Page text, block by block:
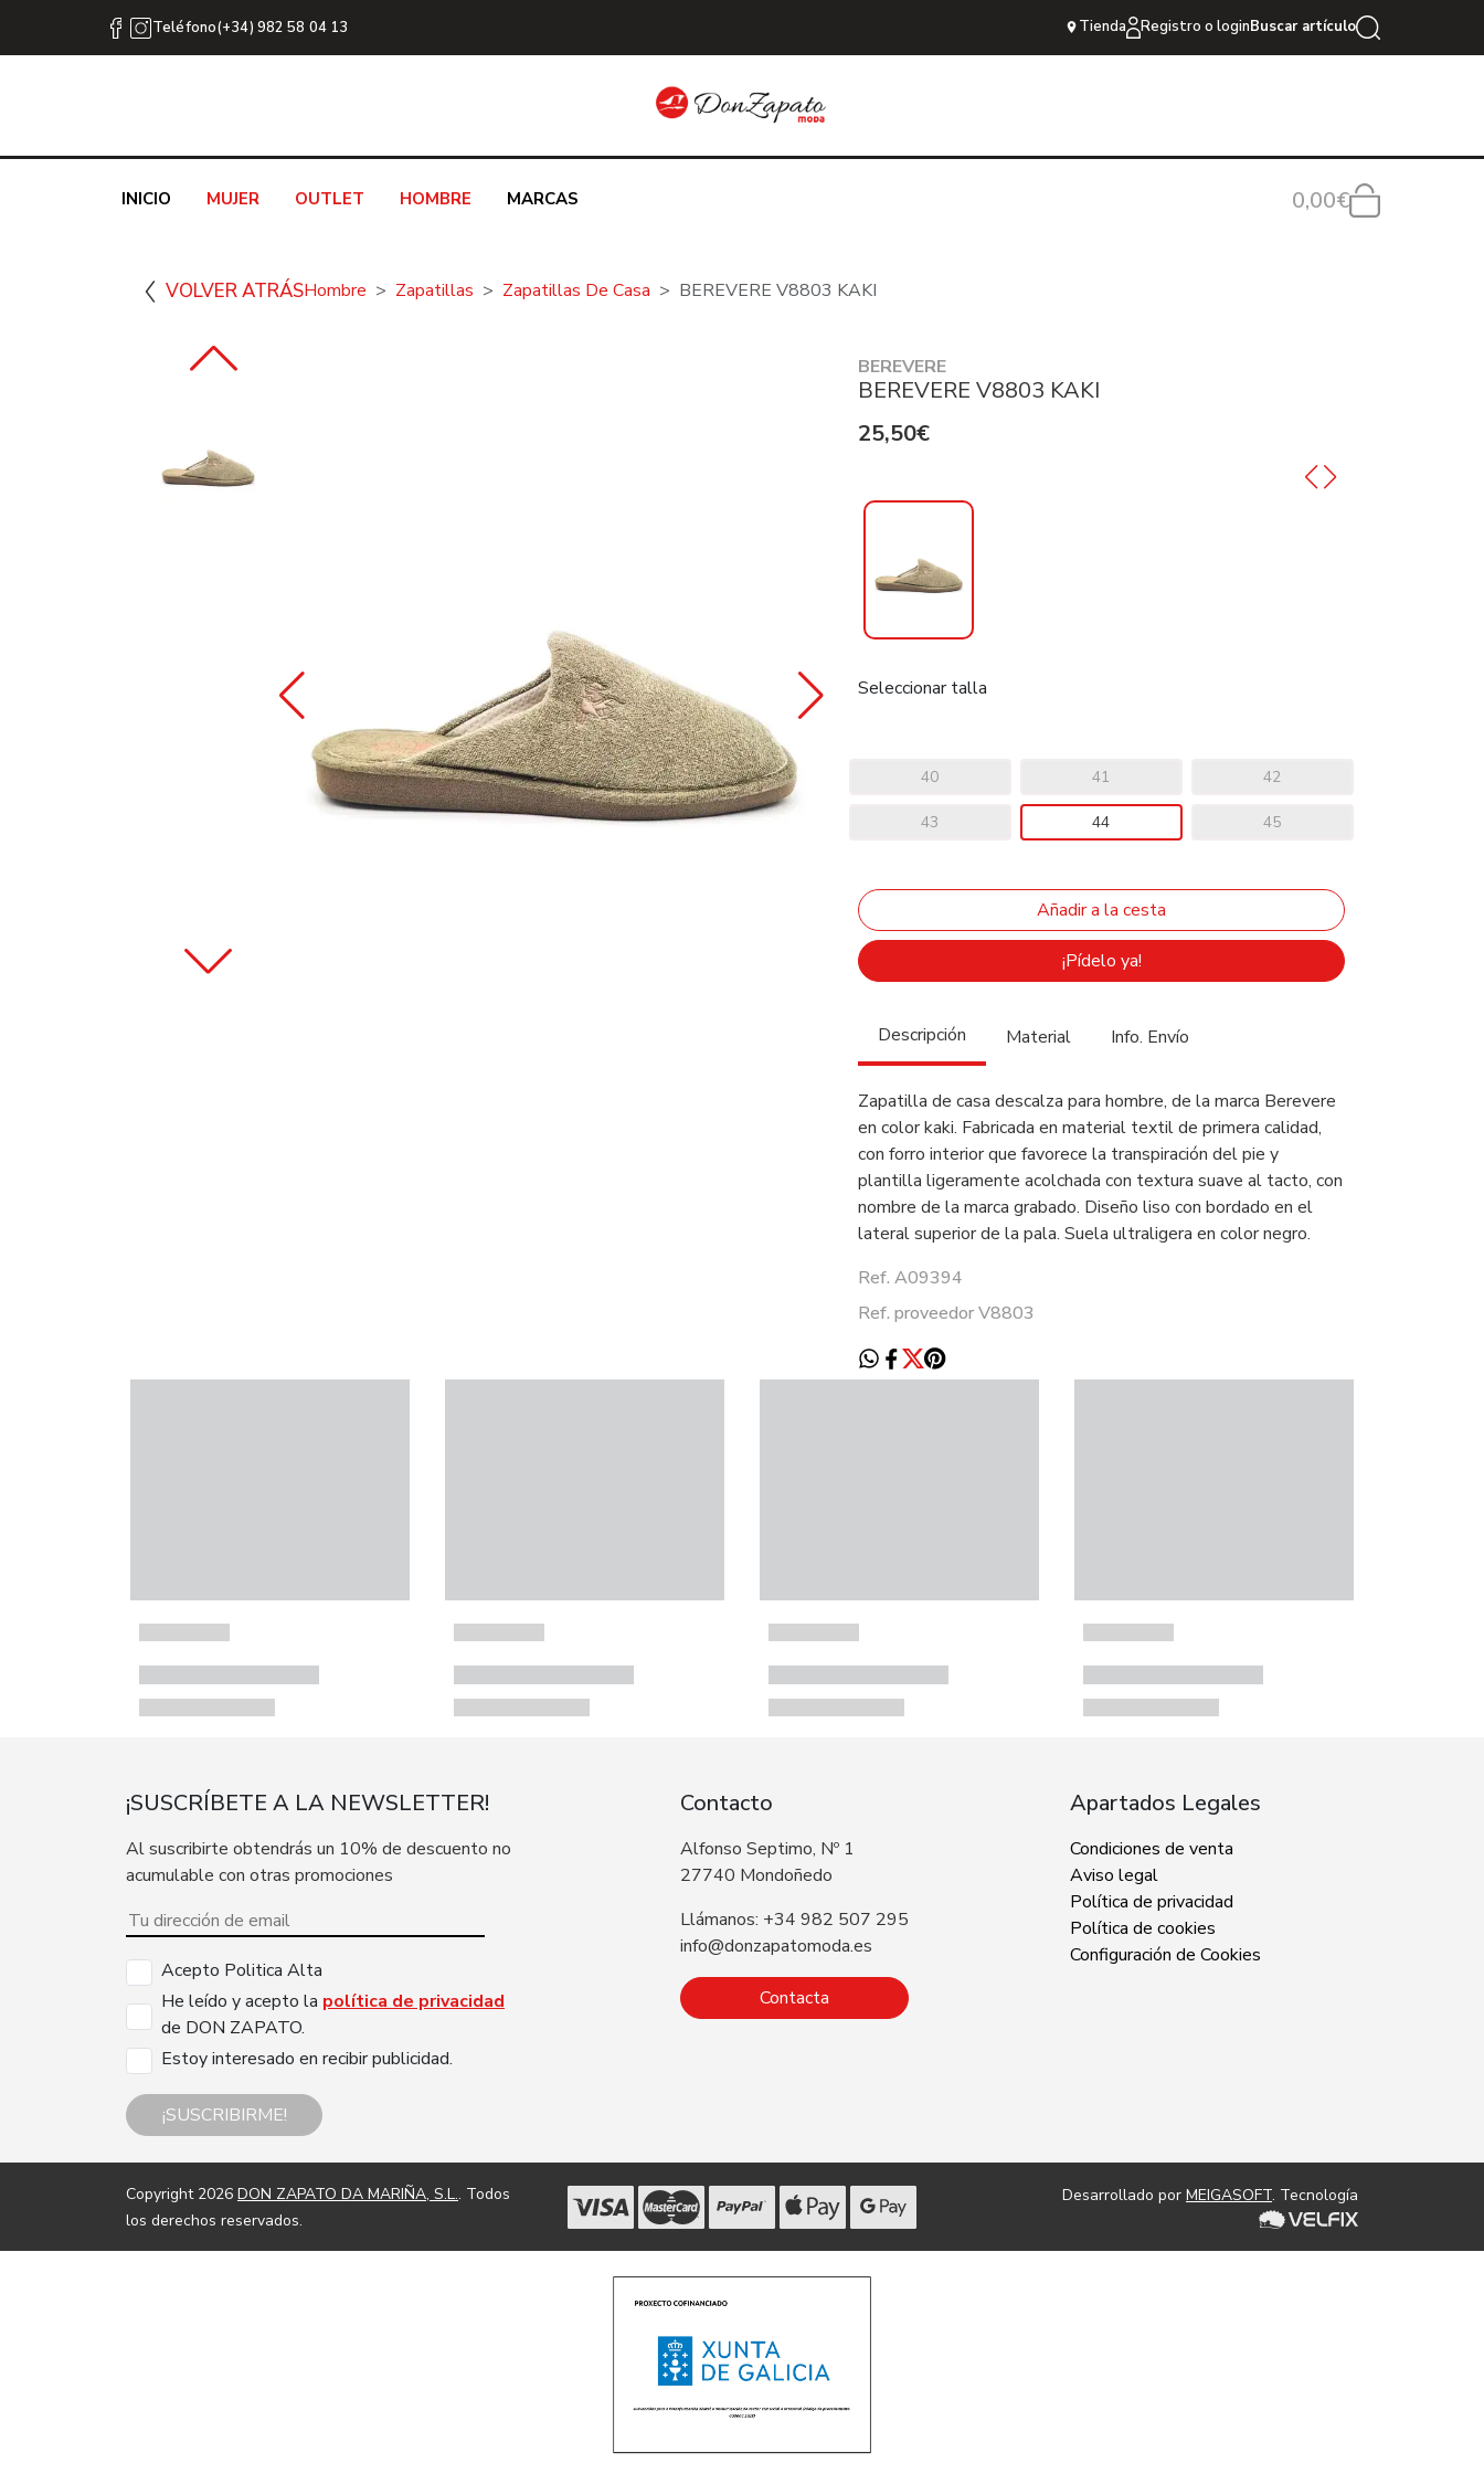
Teléfono(+34) 982 58 04 13 Tienda Registro o loginBuscar artículo
INICIO MUJER OUTLET HOMBRE MARCAS 0,00€
VOLVER ATRÁSHombre Zapatillas Zapatillas De Casa BEREVERE V8803 KAKI
BEREVERE
BEREVERE V8803 KAKI
25,50€
Seleccionar talla
40 41 42
43 44 45
¡Pídelo ya!
Descripción Material Info. Envío
Zapatilla de casa descalza para hombre, de la marca Berevere
en color kaki. Fabricada en material textil de primera calidad,
con forro interior que favorece la transpiración del pie y
plantilla ligeramente acolchada con textura suave al tacto, con
nombre de la marca grabado. Diseño liso con bordado en el
lateral superior de la pala. Suela ultraligera en color negro.
Ref. A09394
Ref. proveedor V8803
¡SUSCRÍBETE A LA NEWSLETTER!
Al suscribirte obtendrás un 10% de descuento no
acumulable con otras promociones
Acepto Politica Alta
He leído y acepto la política de privacidad
de DON ZAPATO.
Estoy interesado en recibir publicidad.
¡SUSCRIBIRME!
Contacto
Alfonso Septimo, Nº 1
27740 Mondoñedo
Llámanos: +34 982 507 295
info@donzapatomoda.es
Contacta
Apartados Legales
Condiciones de venta
Aviso legal
Política de privacidad
Política de cookies
Configuración de Cookies
Copyright 2026 DON ZAPATO DA MARIÑA, S.L.. Todos
los derechos reservados.
Desarrollado por MEIGASOFT. Tecnología